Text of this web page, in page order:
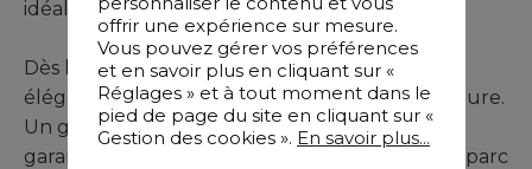
idéal pour la vie familiale ou les réceptions.
Dès l’entrée, le jardin paysagé et la façade
élégante annoncent l’esprit raffiné de la demeure.
Un garage et un accès discret à l’arrière
garantissent praticité et sécurité, tandis que le parc
offrir une expérience sur mesure.
Vous pouvez gérer vos préférences
et en savoir plus en cliquant sur «
Réglages » et à tout moment dans le
pied de page du site en cliquant sur «
Gestion des cookies ». En savoir plus...